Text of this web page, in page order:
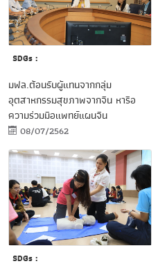
SDGs :
มฟล.ต้อนรับผู้แทนจากกลุ่ม
อุตสาหกรรมสุขภาพจากจีน หารือ
ความร่วมมือแพทย์แผนจีน
08/07/2562
SDGs :